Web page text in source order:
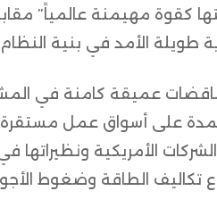
كقوة مهيمنة عالمياً”
طويلة الأمد في بنية النظام
عميقة كامنة في
على أسواق عمل مستقرة
الأمريكية ونظيراتها في
تكاليف الطاقة وضغوط